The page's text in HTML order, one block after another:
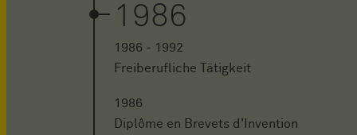
1986
1986 - 1992
Freiberufliche Tätigkeit
1986
Diplôme en Brevets d'Invention